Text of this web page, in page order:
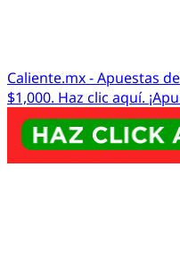
Caliente.mx - Apuestas
$1,000. Haz clic aquí.